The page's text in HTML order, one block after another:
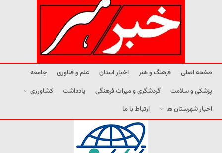
صفحه اصلی فرهنگ و هنر اخبار استان علم و فناوری
جامعه
پزشکی و سلامت
گردشگری و میراث فرهنگی یادداشت
کشاورزی
اخبار شهرستان ها
ارتباط با ما